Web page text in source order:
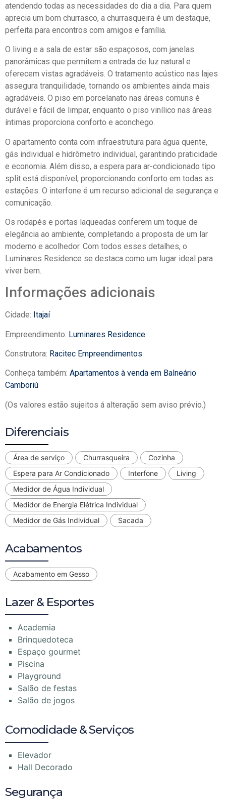
atendendo todas as necessidades do dia a dia. Para quem
aprecia um bom churrasco, a churrasqueira é um destaque,
perfeita para encontros com amigos e família.
O living e a sala de estar são espaçosos, com janelas
panorâmicas que permitem a entrada de luz natural e
oferecem vistas agradáveis. O tratamento acústico nas lajes
assegura tranquilidade, tornando os ambientes ainda mais
agradáveis. O piso em porcelanato nas áreas comuns é
durável e fácil de limpar, enquanto o piso vinílico nas áreas
íntimas proporciona conforto e aconchego.
O apartamento conta com infraestrutura para água quente,
gás individual e hidrômetro individual, garantindo praticidade
e economia. Além disso, a espera para ar-condicionado tipo
split está disponível, proporcionando conforto em todas as
estações. O interfone é um recurso adicional de segurança e
comunicação.
Os rodapés e portas laqueadas conferem um toque de
elegância ao ambiente, completando a proposta de um lar
moderno e acolhedor. Com todos esses detalhes, o
Luminares Residence se destaca como um lugar ideal para
viver bem.
Informações adicionais
Cidade: Itajaí
Empreendimento: Luminares Residence
Construtora: Racitec Empreendimentos
Conheça também: Apartamentos à venda em Balneário
Camboriú
(Os valores estão sujeitos á alteração sem aviso prévio.)
Diferenciais
Área de serviço Churrasqueira
Cozinha
Espera para Ar Condicionado
Interfone
Living
Medidor de Água Individual
Medidor de Energia Elétrica Individual
Medidor de Gás Individual
Sacada
Acabamentos
Acabamento em Gesso
Lazer & Esportes
Academia
Brinquedoteca
Espaço gourmet
Piscina
Playground
Salão de festas
Salão de jogos
Comodidade & Serviços
Elevador
Hall Decorado
Segurança